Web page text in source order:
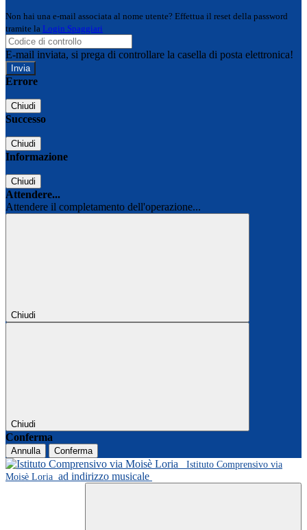
Non hai una e-mail associata al nome utente? Effettua il reset della password
tramite la Login Spaggiari
E-mail inviata, si prega di controllare la casella di posta elettronica!
Errore
Chiudi
Successo
Chiudi
Informazione
Chiudi
Attendere...
Attendere il completamento dell'operazione...
Chiudi
Chiudi
Conferma
Annulla
Conferma
Istituto Comprensivo via
Moisè Loria ad indirizzo musicale